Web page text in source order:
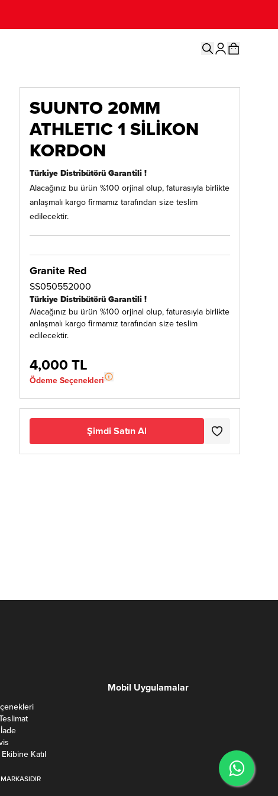
SUUNTO 20MM
ATHLETIC 1 SİLİKON
KORDON
Türkiye Distribütörü Garantili !
Alacağınız bu ürün %100 orjinal olup, faturasıyla birlikte
anlaşmalı kargo firmamız tarafından size teslim
edilecektir.
Granite Red
SS050552000
Türkiye Distribütörü Garantili !
Alacağınız bu ürün %100 orjinal olup, faturasıyla birlikte
anlaşmalı kargo firmamız tarafından size teslim
edilecektir.
4,000 TL
Ödeme Seçenekleri
Şimdi Satın Al
Katıl
Mobil Uygulamalar